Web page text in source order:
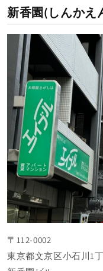
新香園(しんかえ
〒112-0002
東京都文京区小石川1